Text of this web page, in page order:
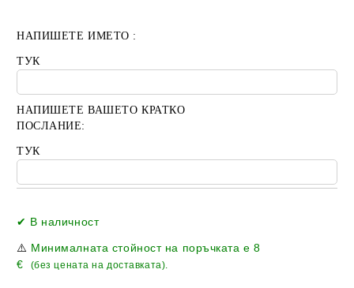
НАПИШЕТЕ ИМЕТО :
ТУК
НАПИШЕТЕ ВАШЕТО КРАТКО
ПОСЛАНИЕ:
ТУК
✔ В наличност
⚠️ Минималната стойност на поръчката е8
€
(без цената на доставката).